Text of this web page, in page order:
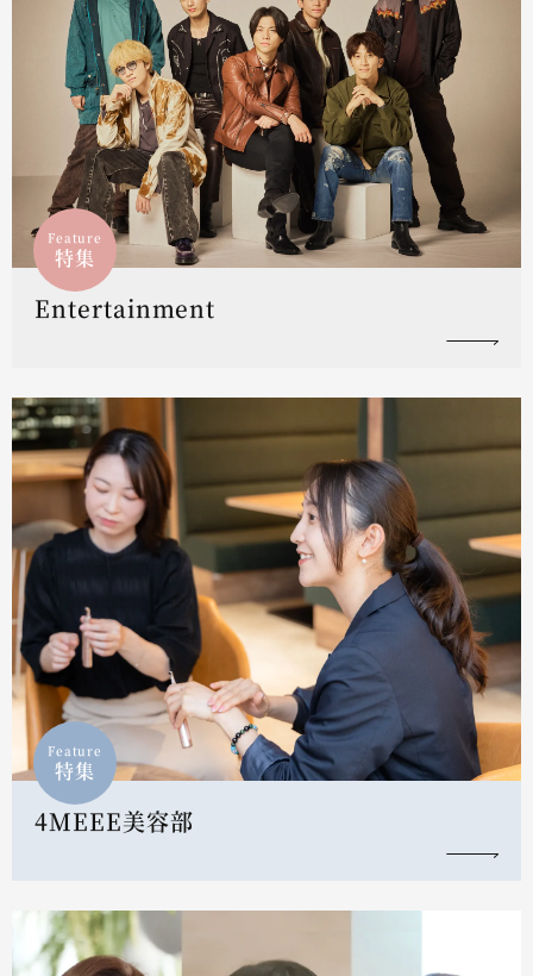
Feature
特集
Entertainment
Feature
特集
4MEEE美容部